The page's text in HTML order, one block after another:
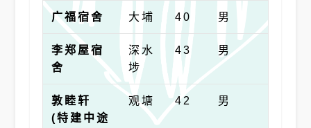
广福宿舍 大埔 40 男
李郑屋宿
舍
深水
埗
43 男
敦睦轩
(特建中途
观塘 42 男